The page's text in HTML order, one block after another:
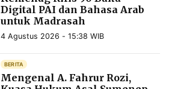
Digital PAI dan Bahasa Arab
untuk Madrasah
4 Agustus 2026 - 15:38 WIB
BERITA
Mengenal A. Fahrur Rozi,